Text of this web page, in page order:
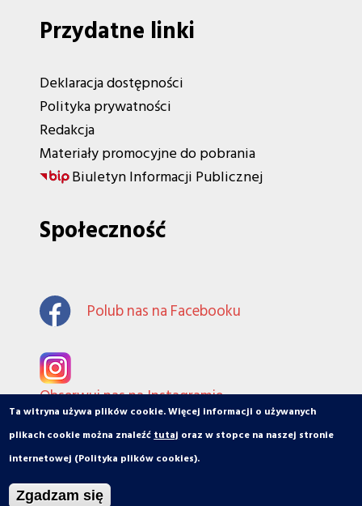
Ta witryna używa plików cookie. Więcej informacji o używanych
plikach cookie można znaleźćtutajoraz w stopce na naszej stronie
internetowej (Polityka plików cookies).
Zgadzam się
Przydatne linki
Deklaracja dostępności
Polityka prywatności
Redakcja
Materiały promocyjne do pobrania
Biuletyn Informacji Publicznej
Społeczność
Polub nas na Facebooku
Obserwuj nas na Instagramie
© orbiToruń.pl - Miasto, ludzie, organizacje